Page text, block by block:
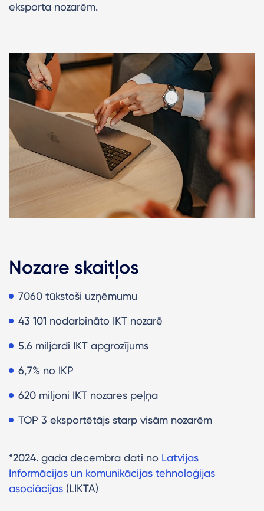
eksporta nozarēm.
Nozare skaitļos
7060 tūkstoši uzņēmumu
43 101 nodarbināto IKT nozarē
5.6 miljardi IKT apgrozījums
6,7% no IKP
620 miljoni IKT nozares peļņa
TOP 3 eksportētājs starp visām nozarēm
*2024. gada decembra dati no Latvijas
Informācijas un komunikācijas tehnoloģijas
asociācijas (LIKTA)